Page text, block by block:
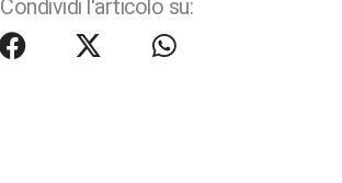
Condividi l'articolo su: